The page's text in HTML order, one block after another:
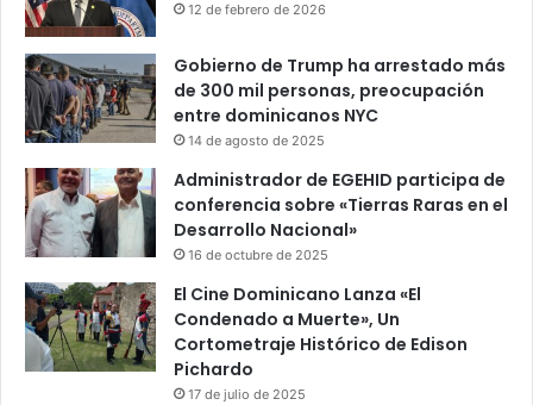
12 de febrero de 2026
Gobierno de Trump ha arrestado más
de 300 mil personas, preocupación
entre dominicanos NYC
14 de agosto de 2025
Administrador de EGEHID participa de
conferencia sobre «Tierras Raras en el
Desarrollo Nacional»
16 de octubre de 2025
El Cine Dominicano Lanza «El
Condenado a Muerte», Un
Cortometraje Histórico de Edison
Pichardo
17 de julio de 2025